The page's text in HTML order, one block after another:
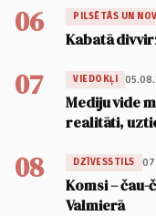
06 PILSĒTĀS UN
Kabatā
07 VIEDOKĻI
Mediju vide
realitāti,
08 DZĪVESSTILS
Komsi – čau-
Valmierā